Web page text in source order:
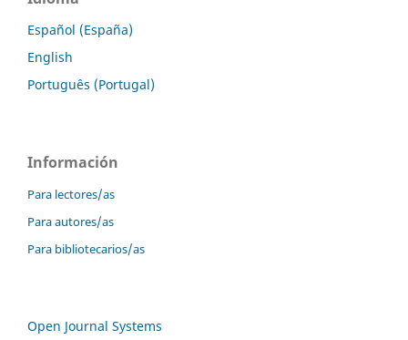
Español (España)
English
Português (Portugal)
Información
Para lectores/as
Para autores/as
Para bibliotecarios/as
Open Journal Systems